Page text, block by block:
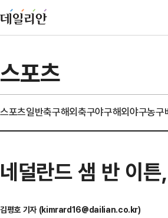
스포츠
스포츠일반축구해외축구야구해외야구농구
네덜란드 샘 반 이
김평호 기자 (kimrard16@dailian.co.kr)